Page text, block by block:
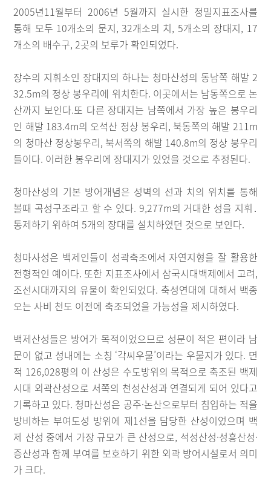
2005년11월부터 2006년 5월까지 실시한 정밀지표조사를
통해 모두 10개소의 문지, 32개소의 치, 5개소의 장대지, 17
개소의 배수구, 2곳의 보루가 확인되었다.
장수의 지휘소인 장대지의 하나는 청마산성의 동남쪽 해발 2
32.5m의 정상 봉우리에 위치한다. 이곳에서는 남동쪽으로 논
산까지 보인다.또 다른 장대지는 남쪽에서 가장 높은 봉우리
인 해발 183.4m의 오석산 정상 봉우리, 북동쪽의 해발 211m
의 청마산 정상봉우리, 북서쪽의 해발 140.8m의 정상 봉우리
들이다. 이러한 봉우리에 장대지가 있었을 것으로 추정된다.
청마산성의 기본 방어개념은 성벽의 선과 치의 위치를 통해
볼때 곡성구조라고 할 수 있다. 9,277m의 거대한 성을 지휘․
통제하기 위하여 5개의 장대를 설치하였던 것으로 보인다.
청마사성은 백제인들이 성곽축조에서 자연지형을 잘 활용한
전형적인 예이다. 또한 지표조사에서 삼국시대백제에서 고려,
조선시대까지의 유물이 확인되었다. 축성연대에 대해서 백종
오는 사비 천도 이전에 축조되었을 가능성을 제시하였다.
백제산성들은 방어가 목적이었으므로 성문이 적은 편이라 남
문이 없고 성내에는 소칭 ‘각씨우물’이라는 우물지가 있다. 면
적 126,028평의 이 산성은 수도방위의 목적으로 축조된 백제
시대 외곽산성으로 서쪽의 천성산성과 연결되게 되어 있다고
기록하고 있다. 청마산성은 공주·논산으로부터 침입하는 적을
방비하는 부여도성 방위에 제1선을 담당한 산성이었으며 백
제 산성 중에서 가장 규모가 큰 산성으로, 석성산성·성흥산성·
증산성과 함께 부여를 보호하기 위한 외곽 방어시설로서 의미
가 크다.